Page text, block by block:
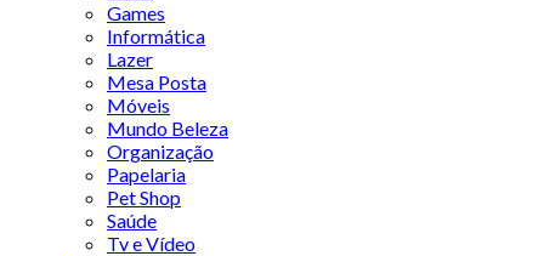
Games
Informática
Lazer
Mesa Posta
Móveis
Mundo Beleza
Organização
Papelaria
Pet Shop
Saúde
Tv e Vídeo